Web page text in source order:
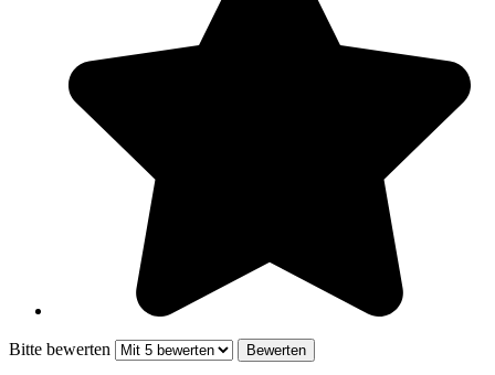
Bitte bewerten